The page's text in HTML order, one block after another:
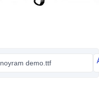
noyram demo.ttf